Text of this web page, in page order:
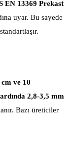
EN 13369 Prekast
uyar. Bu sayede
cm ve 10
2,8-3,5 mm
Bazı üreticiler